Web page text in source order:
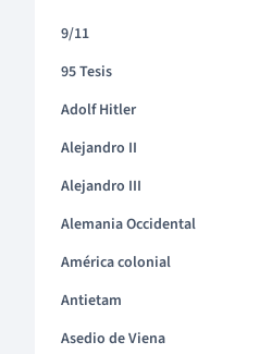
9/11
95 Tesis
Adolf Hitler
Alejandro II
Alejandro III
Alemania Occidental
América colonial
Antietam
Asedio de Viena